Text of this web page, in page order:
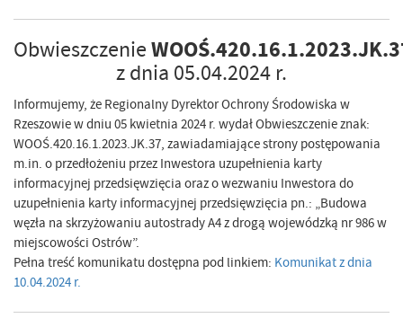
Obwieszczenie
z dnia 05.04.2024 r.
Informujemy, że Regionalny Dyrektor Ochrony Środowiska w
Rzeszowie w dniu 05 kwietnia 2024 r. wydał Obwieszczenie znak:
WOOŚ.420.16.1.2023.JK.37, zawiadamiające strony postępowania
m.in. o przedłożeniu przez Inwestora uzupełnienia karty
informacyjnej przedsięwzięcia oraz o wezwaniu Inwestora do
uzupełnienia karty informacyjnej przedsięwzięcia pn.: „Budowa
węzła na skrzyżowaniu autostrady A4 z drogą wojewódzką nr 986 w
miejscowości Ostrów”.
Pełna treść komunikatu dostępna pod linkiem: Komunikat z dnia
10.04.2024 r.